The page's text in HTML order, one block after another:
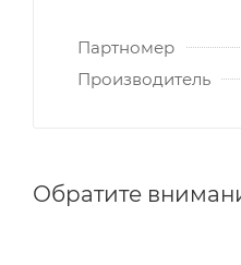
Партномер
Производитель
Обратите